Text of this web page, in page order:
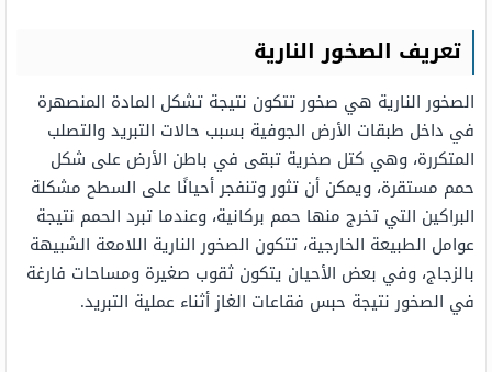
تعريف الصخور النارية
الصخور النارية هي صخور تتكون نتيجة تشكل المادة المنصهرة
في داخل طبقات الأرض الجوفية بسبب حالات التبريد والتصلب
المتكررة، وهي كتل صخرية تبقى في باطن الأرض على شكل
حمم مستقرة، ويمكن أن تثور وتنفجر أحيانًا على السطح مشكلة
البراكين التي تخرج منها حمم بركانية، وعندما تبرد الحمم نتيجة
عوامل الطبيعة الخارجية، تتكون الصخور النارية اللامعة الشبيهة
بالزجاج، وفي بعض الأحيان يتكون ثقوب صغيرة ومساحات فارغة
في الصخور نتيجة حبس فقاعات الغاز أثناء عملية التبريد.